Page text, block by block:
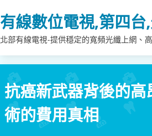
to
content
有線數位電視,第四
北部有線電視-提供穩定的寬頻光纖上網、
抗癌新武器背後的
術的費用真相